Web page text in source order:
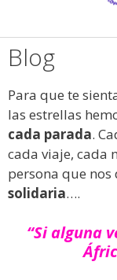
Blog
Para que te
las estrellas
cada parada.
cada viaje, cada
persona que nos
solidaria….
“Si alguna